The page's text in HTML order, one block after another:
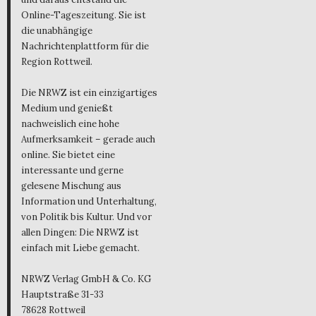
Online-Tageszeitung. Sie ist
die unabhängige
Nachrichtenplattform für die
Region Rottweil.
Die NRWZ ist ein einzigartiges
Medium und genießt
nachweislich eine hohe
Aufmerksamkeit – gerade auch
online. Sie bietet eine
interessante und gerne
gelesene Mischung aus
Information und Unterhaltung,
von Politik bis Kultur. Und vor
allen Dingen: Die NRWZ ist
einfach mit Liebe gemacht.
NRWZ Verlag GmbH & Co. KG
Hauptstraße 31-33
78628 Rottweil